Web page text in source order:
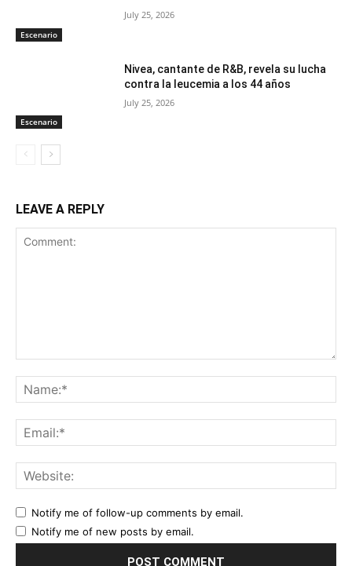
Escenario
July 25, 2026
Escenario
Nivea, cantante de R&B, revela su lucha
contra la leucemia a los 44 años
July 25, 2026
LEAVE A REPLY
Notify me of follow-up comments by email.
Notify me of new posts by email.